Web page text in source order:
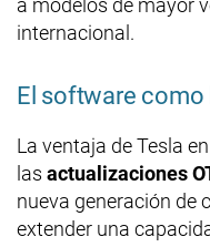
a modelos de mayor
internacional.
El software como
La ventaja de Tesla
las actualizaciones
nueva generación de
extender una